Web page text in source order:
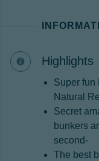
Highlights
Super fun
Natural
Secret
bunkers
second-
The best